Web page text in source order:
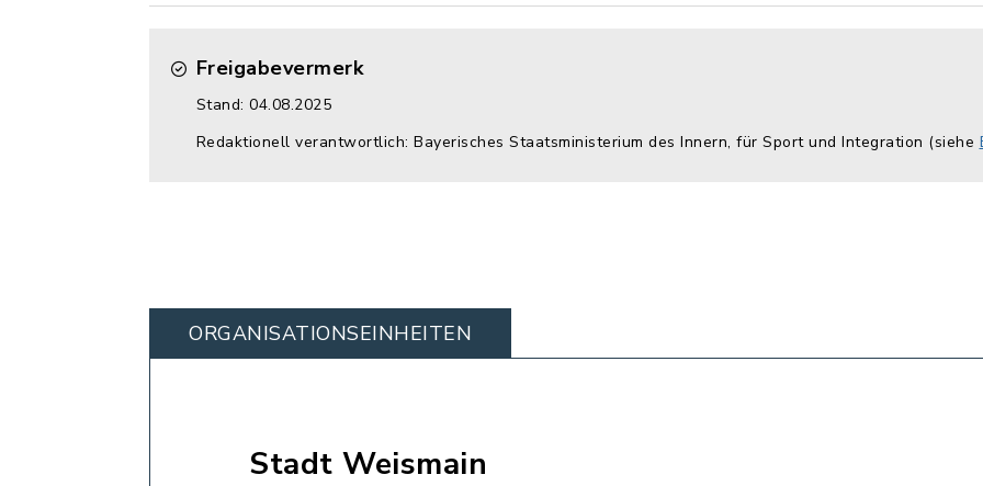
Freigabevermerk
Stand: 04.08.2025
Redaktionell verantwortlich: Bayerisches Staatsministerium des Innern, für Sport und Integration (siehe
ORGANISATIONS­EINHEITEN
Stadt Weismain